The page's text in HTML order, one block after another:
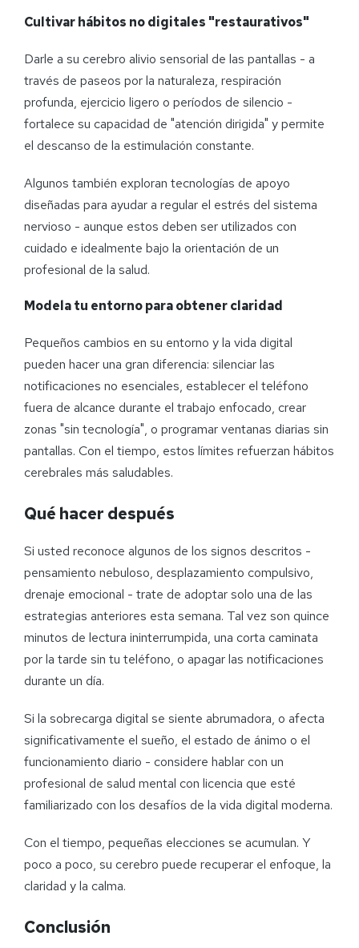
Cultivar hábitos no digitales "restaurativos"
Darle a su cerebro alivio sensorial de las pantallas - a
través de paseos por la naturaleza, respiración
profunda, ejercicio ligero o períodos de silencio -
fortalece su capacidad de "atención dirigida" y permite
el descanso de la estimulación constante.
Algunos también exploran tecnologías de apoyo
diseñadas para ayudar a regular el estrés del sistema
nervioso - aunque estos deben ser utilizados con
cuidado e idealmente bajo la orientación de un
profesional de la salud.
Modela tu entorno para obtener claridad
Pequeños cambios en su entorno y la vida digital
pueden hacer una gran diferencia: silenciar las
notificaciones no esenciales, establecer el teléfono
fuera de alcance durante el trabajo enfocado, crear
zonas "sin tecnología", o programar ventanas diarias sin
pantallas. Con el tiempo, estos límites refuerzan hábitos
cerebrales más saludables.
Qué hacer después
Si usted reconoce algunos de los signos descritos -
pensamiento nebuloso, desplazamiento compulsivo,
drenaje emocional - trate de adoptar solo una de las
estrategias anteriores esta semana. Tal vez son quince
minutos de lectura ininterrumpida, una corta caminata
por la tarde sin tu teléfono, o apagar las notificaciones
durante un día.
Si la sobrecarga digital se siente abrumadora, o afecta
significativamente el sueño, el estado de ánimo o el
funcionamiento diario - considere hablar con un
profesional de salud mental con licencia que esté
familiarizado con los desafíos de la vida digital moderna.
Con el tiempo, pequeñas elecciones se acumulan. Y
poco a poco, su cerebro puede recuperar el enfoque, la
claridad y la calma.
Conclusión